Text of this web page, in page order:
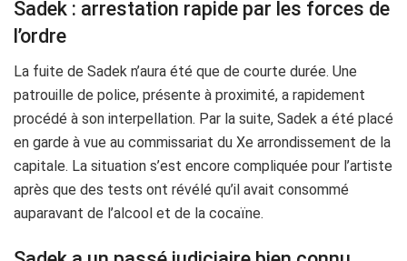
Sadek : arrestation rapide par les forces de
l’ordre
La fuite de Sadek n’aura été que de courte durée. Une
patrouille de police, présente à proximité, a rapidement
procédé à son interpellation. Par la suite, Sadek a été placé
en garde à vue au commissariat du Xe arrondissement de la
capitale. La situation s’est encore compliquée pour l’artiste
après que des tests ont révélé qu’il avait consommé
auparavant de l’alcool et de la cocaïne.